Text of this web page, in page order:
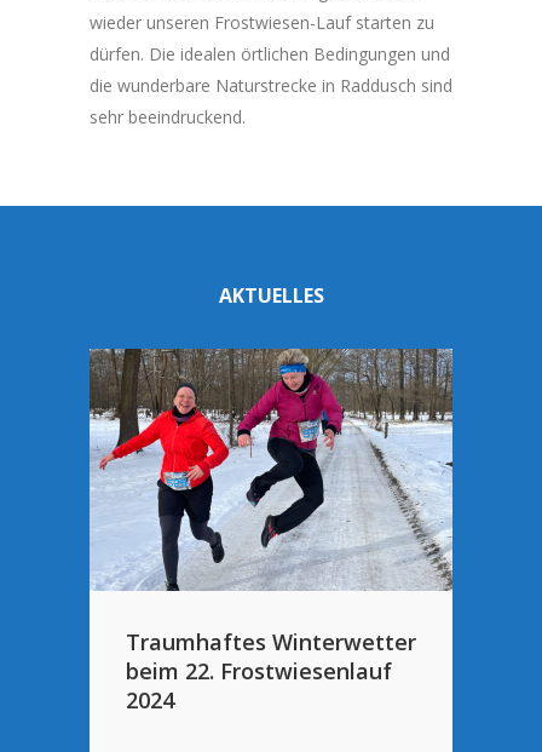
wieder unseren Frostwiesen-Lauf starten zu
dürfen. Die idealen örtlichen Bedingungen und
die wunderbare Naturstrecke in Raddusch sind
sehr beeindruckend.
AKTUELLES
Traumhaftes Winterwetter
beim 22. Frostwiesenlauf
2024